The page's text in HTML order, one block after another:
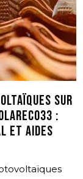
sur
:
et aides